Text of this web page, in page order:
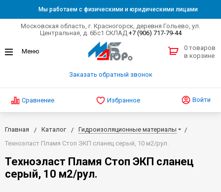
Мы работаем с физическими и юридическими лицами
Московская область, г. Красногорск, деревня Гольево, ул.
Центральная, д. 6Бс1 СКЛАД +7 (906) 717-79-44
Заказать обратный звонок
0 товаров
в корзине
Сравнение Избранное Войти
Главная Каталог
Гидроизоляционные материалы
Техноэласт Пламя Стоп ЭКП сланец серый, 10 м2/рул.
Техноэласт Пламя Стоп ЭКП сланец
серый, 10 м2/рул.